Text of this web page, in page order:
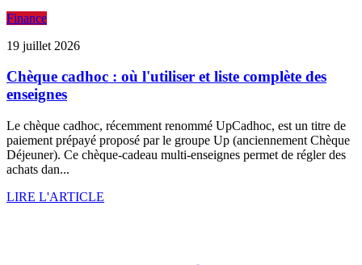
Finance
19 juillet 2026
Chèque cadhoc : où l'utiliser et liste complète des
enseignes
Le chèque cadhoc, récemment renommé UpCadhoc, est un titre de
paiement prépayé proposé par le groupe Up (anciennement Chèque
Déjeuner). Ce chèque-cadeau multi-enseignes permet de régler des
achats dan...
LIRE L'ARTICLE